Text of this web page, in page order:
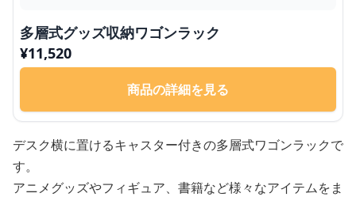
多層式グッズ収納ワゴンラック
¥11,520
商品の詳細を見る
デスク横に置けるキャスター付きの多層式ワゴンラックで
す。
アニメグッズやフィギュア、書籍など様々なアイテムをま